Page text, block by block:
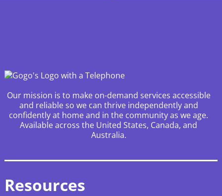
Our mission is to make on-demand services accessible
and reliable so we can thrive independently and
confidently at home and in the community as we age.
Available across the United States, Canada, and
Australia.
Resources